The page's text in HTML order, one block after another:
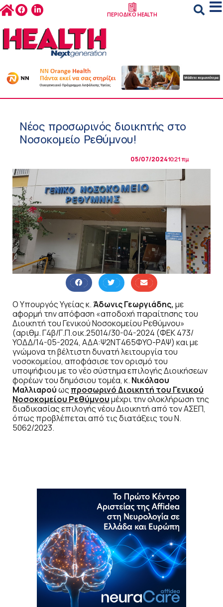
ΠΕΡΙΟΔΙΚΟ HEALTH
Νέος προσωρινός διοικητής στο
Νοσοκομείο Ρεθύμνου!
05/07/202410:21 πμ
Ο Υπουργός Υγείας κ. Άδωνις Γεωργιάδης, με
αφορμή την απόφαση «αποδοχή παραίτησης του
Διοικητή του Γενικού Νοσοκομείου Ρεθύμνου»
(αριθμ. Γ4β/Γ.Π.οικ.25014/30-04-2024 (ΦΕΚ 473/
ΥΟΔΔ/14-05-2024, ΑΔΑ:Ψ2ΝΤ465ΦΥΟ-ΡΑΨ) και με
γνώμονα τη βέλτιστη δυνατή λειτουργία του
νοσοκομείου, αποφάσισε τον ορισμό του
υποψήφιου με το νέο σύστημα επιλογής Διοικήσεων
φορέων του δημόσιου τομέα, κ. Νικόλαου
Μαλλιαρούως προσωρινό Διοικητή του Γενικού
Νοσοκομείου Ρεθύμνουμέχρι την ολοκλήρωση της
διαδικασίας επιλογής νέου Διοικητή από τον ΑΣΕΠ,
όπως προβλέπεται από τις διατάξεις του Ν.
5062/2023.